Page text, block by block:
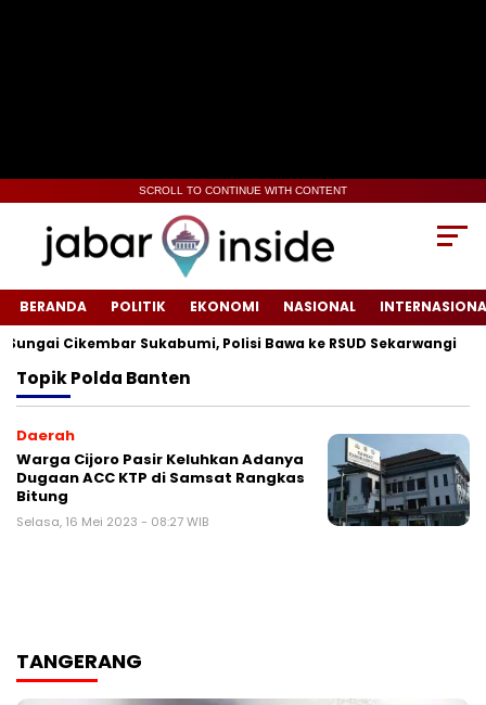
SCROLL TO CONTINUE WITH CONTENT
BERANDA POLITIK EKONOMI NASIONAL
Cikembar Sukabumi, Polisi Bawa ke RSUD Sekarwangi‎
TopikPolda Banten
Daerah
Warga Cijoro Pasir Keluhkan Adanya
Dugaan ACC KTP di Samsat Rangkas
Bitung
Selasa, 16 Mei 2023 - 08:27 WIB
TANGERANG